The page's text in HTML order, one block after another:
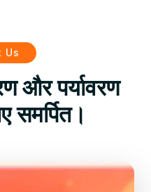
Us
और पर्यावरण
समर्पित।